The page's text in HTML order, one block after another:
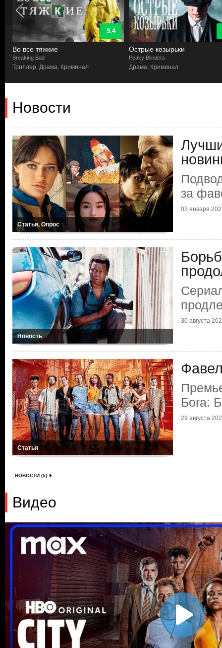
9.3
Острые козырьки
Peaky Blinders
Драма, Криминал
Барыги
Narcos
Биографический, Криминал,
Новости
Статья, Опрос
за
03 января
Новость
30 августа
Статья
Бога:
29 августа
НОВОСТИ (5)
Видео